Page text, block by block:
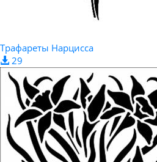
Трафареты Нарцисса
29